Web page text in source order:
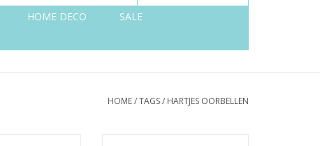
HOME DECO
SALE
HOME/TAGS/ HARTJES OORBELLEN